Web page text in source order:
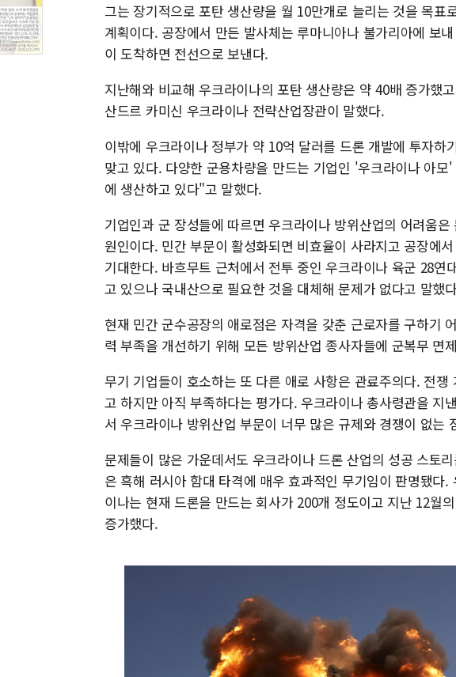
그는 장기적으로 포탄 생산량을 월 10만개로 늘리는 것을 목
계획이다. 공장에서 만든 발사체는 루마니아나 불가리아에 보
이 도착하면 전선으로 보낸다.
지난해와 비교해 우크라이나의 포탄 생산량은 약 40배 증가했
산드르 카미신 우크라이나 전략산업장관이 말했다.
이밖에 우크라이나 정부가 약 10억 달러를 드론 개발에 투자하
맞고 있다. 다양한 군용차량을 만드는 기업인 '우크라이나 아
에 생산하고 있다"고 말했다.
기업인과 군 장성들에 따르면 우크라이나 방위산업의 어려움
원인이다. 민간 부문이 활성화되면 비효율이 사라지고 공장에
기대한다. 바흐무트 근처에서 전투 중인 우크라이나 육군 28연
고 있으나 국내산으로 필요한 것을 대체해 문제가 없다고 말했
현재 민간 군수공장의 애로점은 자격을 갖춘 근로자를 구하기
력 부족을 개선하기 위해 모든 방위산업 종사자들에 군복무 면
무기 기업들이 호소하는 또 다른 애로 사항은 관료주의다. 전
고 하지만 아직 부족하다는 평가다. 우크라이나 총사령관을 지
서 우크라이나 방위산업 부문이 너무 많은 규제와 경쟁이 없는
문제들이 많은 가운데서도 우크라이나 드론 산업의 성공 스토
은 흑해 러시아 함대 타격에 매우 효과적인 무기임이 판명됐다
이나는 현재 드론을 만드는 회사가 200개 정도이고 지난 12월
증가했다.